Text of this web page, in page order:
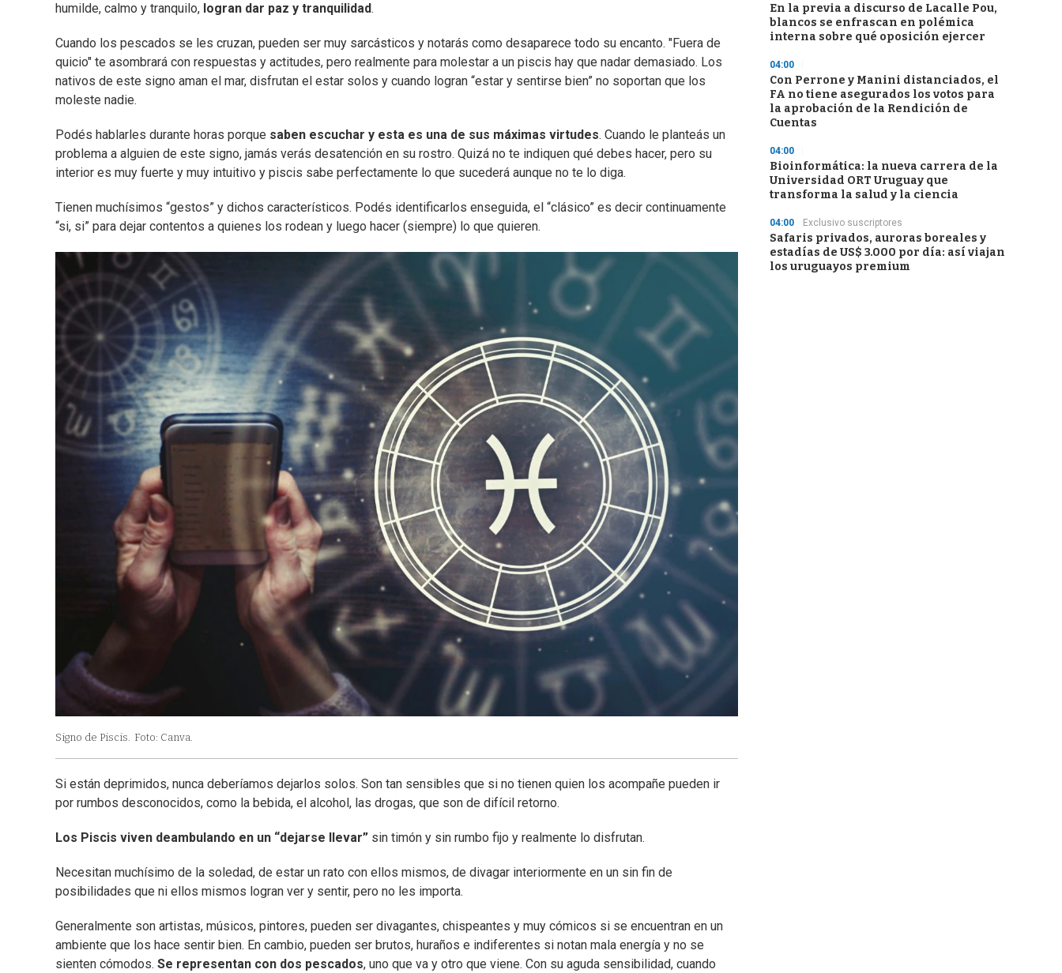
humilde, calmo y tranquilo, logran dar paz y tranquilidad.
Cuando los pescados se les cruzan, pueden ser muy sarcásticos y notarás como desaparece todo su encanto. "Fuera de
quicio" te asombrará con respuestas y actitudes, pero realmente para molestar a un piscis hay que nadar demasiado. Los
nativos de este signo aman el mar, disfrutan el estar solos y cuando logran “estar y sentirse bien” no soportan que los
moleste nadie.
Podés hablarles durante horas porque saben escuchar y esta es una de sus máximas virtudes. Cuando le planteás un
problema a alguien de este signo, jamás verás desatención en su rostro. Quizá no te indiquen qué debes hacer, pero su
interior es muy fuerte y muy intuitivo y piscis sabe perfectamente lo que sucederá aunque no te lo diga.
Tienen muchísimos “gestos” y dichos característicos. Podés identificarlos enseguida, el “clásico” es decir continuamente
“si, si” para dejar contentos a quienes los rodean y luego hacer (siempre) lo que quieren.
Signo de Piscis. Foto: Canva.
Si están deprimidos, nunca deberíamos dejarlos solos. Son tan sensibles que si no tienen quien los acompañe pueden ir
por rumbos desconocidos, como la bebida, el alcohol, las drogas, que son de difícil retorno.
Los Piscis viven deambulando en un “dejarse llevar” sin timón y sin rumbo fijo y realmente lo disfrutan.
Necesitan muchísimo de la soledad, de estar un rato con ellos mismos, de divagar interiormente en un sin fin de
posibilidades que ni ellos mismos logran ver y sentir, pero no les importa.
Generalmente son artistas, músicos, pintores, pueden ser divagantes, chispeantes y muy cómicos si se encuentran en un
ambiente que los hace sentir bien. En cambio, pueden ser brutos, huraños e indiferentes si notan mala energía y no se
sienten cómodos. Se representan con dos pescados, uno que va y otro que viene. Con su aguda sensibilidad, cuando
En la previa a discurso de Lacalle Pou,
blancos se enfrascan en polémica
interna sobre qué oposición ejercer
04:00
Con Perrone y Manini distanciados, el
FA no tiene asegurados los votos para
la aprobación de la Rendición de
Cuentas
04:00
Bioinformática: la nueva carrera de la
Universidad ORT Uruguay que
transforma la salud y la ciencia
04:00 Exclusivo suscriptores
Safaris privados, auroras boreales y
estadías de US$ 3.000 por día: así viajan
los uruguayos premium